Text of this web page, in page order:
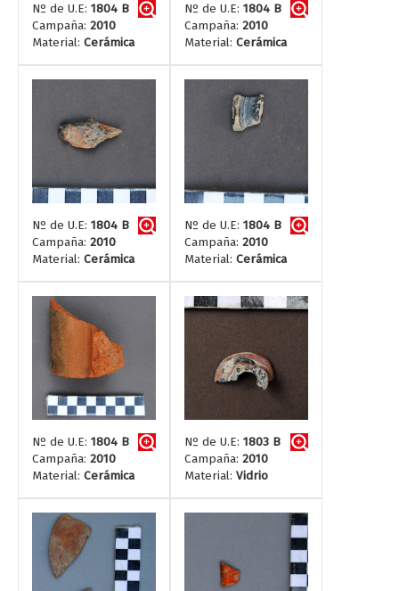
Nº de U.E: 1804 B
Campaña: 2010
Material: Cerámica
Nº de U.E: 1804 B
Campaña: 2010
Material: Cerámica
Nº de U.E: 1804 B
Campaña: 2010
Material: Cerámica
Nº de U.E: 1804 B
Campaña: 2010
Material: Cerámica
Nº de U.E: 1804 B
Campaña: 2010
Material: Cerámica
Nº de U.E: 1803 B
Campaña: 2010
Material: Vidrio